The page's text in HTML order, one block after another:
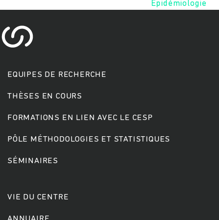
Epidémiologie
EQUIPES DE RECHERCHE
THÈSES EN COURS
FORMATIONS EN LIEN AVEC LE CESP
PÔLE MÉTHODOLOGIES ET STATISTIQUES
SÉMINAIRES
VIE DU CENTRE